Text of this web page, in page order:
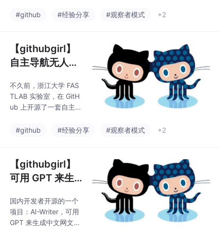
绘画笔、橡皮擦、线条
自定义画笔颜色
即可实现爬虫。该工具
控、抓取 JS 动态渲染
页面、插件扩展（OCR
识别、邮件发送）等功
om/ssssssss-team/spi
der-flow ​推荐 GitHub
上一个轻量级，功能强
w，自带画笔、橡皮、
#github #经验分享 #观察者模式 +2
【githubgirl】
自主导航无人机
建方案
不久前，浙江大学 FAS
TLAB 实验室，在 GitH
ub 上开源了一套自主导
搭建方案：Fast-Drone
自主飞行，集群飞行等
场景。README 中附有
无人机硬件的型号组件
容。感兴趣的同学可以
收藏一下。GitHub：git
hub.com/ZJU-FAST-L
#github #经验分享 #观察者模式 +2
【githubgirl】
可用 GPT 来生
说，模型训练数
据来自网文
国内开发者开源的一个
项目：AI-Writer，可用
GPT 来生成中文网文小